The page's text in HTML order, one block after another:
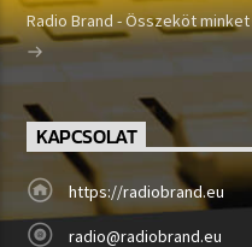
Radio Brand - Összeköt minket
KAPCSOLAT
https://radiobrand.eu
radio@radiobrand.eu